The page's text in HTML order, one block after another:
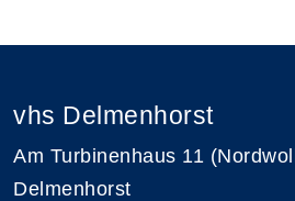
vhs Delmenhorst
Am Turbinenhaus 11
Delmenhorst